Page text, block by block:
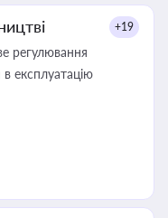
+19
регулювання
в експлуатацію